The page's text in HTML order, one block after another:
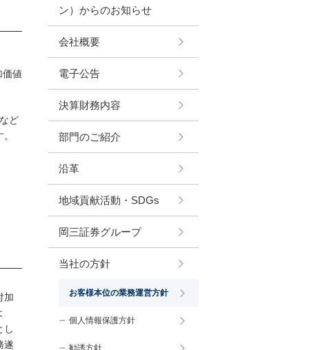
価値
ど
加
し
遂
ン）からのお知らせ
会社概要
電子公告
決算財務内容
部門のご紹介
沿革
地域貢献活動・SDGs
岡三証券グループ
当社の方針
お客様本位の業務運営方針
個人情報保護方針
勧誘方針